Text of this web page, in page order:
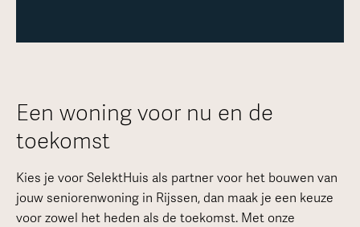
Een woning voor nu en de
toekomst
Kies je voor SelektHuis als partner voor het bouwen van
jouw seniorenwoning in Rijssen, dan maak je een keuze
voor zowel het heden als de toekomst. Met onze